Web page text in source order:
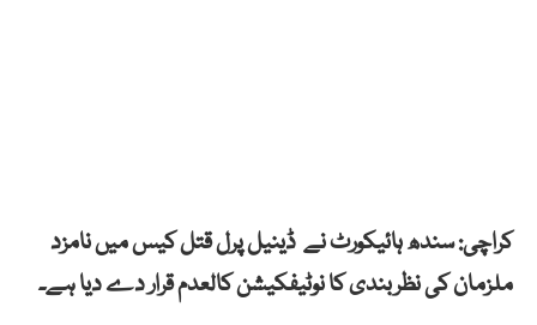
کراچی: سندھ ہائیکورٹ نے ڈینیل پرل قتل کیس میں نامزد
ملزمان کی نظربندی کا نوٹیفکیشن کالعدم قرار دے دیا ہے۔